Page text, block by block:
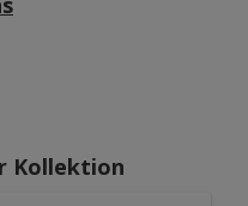
Kollektion